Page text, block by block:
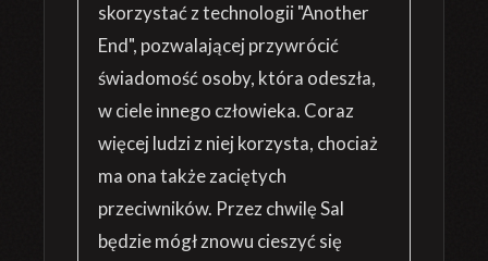
skorzystać z technologii "Another
End", pozwalającej przywrócić
świadomość osoby, która odeszła,
w ciele innego człowieka. Coraz
więcej ludzi z niej korzysta, chociaż
ma ona także zaciętych
przeciwników. Przez chwilę Sal
będzie mógł znowu cieszyć się